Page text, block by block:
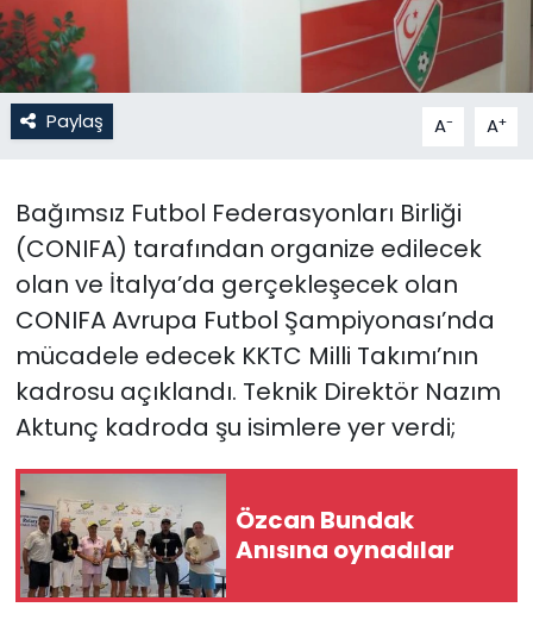
Paylaş A- A+
Bağımsız Futbol Federasyonları Birliği
(CONIFA) tarafından organize edilecek
olan ve İtalya’da gerçekleşecek olan
CONIFA Avrupa Futbol Şampiyonası’nda
mücadele edecek KKTC Milli Takımı’nın
kadrosu açıklandı. Teknik Direktör Nazım
Aktunç kadroda şu isimlere yer verdi;
Özcan Bundak
Anısına oynadılar
Kültür Sanat
Magazin
Nöbetçi Eczaneler
Otomobil Dünyası
Politika
SAĞLIK
Teknoloji
TÜRKiYE